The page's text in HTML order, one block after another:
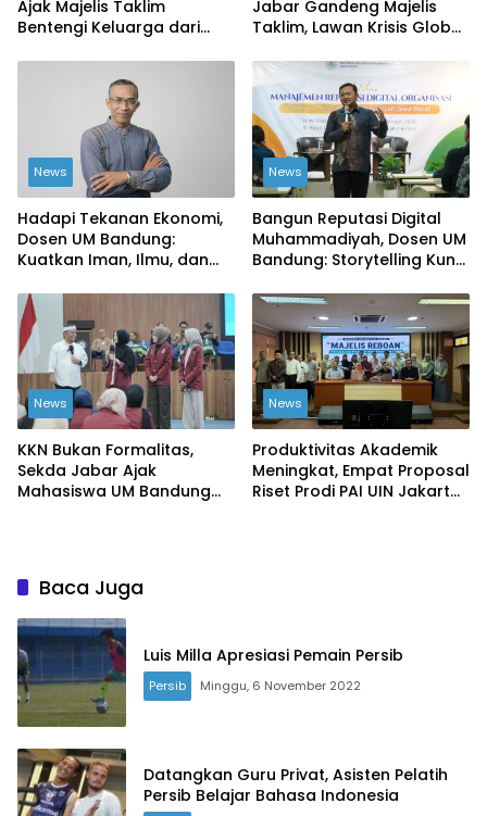
Ajak Majelis Taklim
Bentengi Keluarga dari
Jabar Gandeng Majelis
Taklim, Lawan Krisis Global
News
Hadapi Tekanan Ekonomi,
Dosen UM Bandung:
Kuatkan Iman, Ilmu, dan
News
Bangun Reputasi Digital
Muhammadiyah, Dosen UM
Bandung: Storytelling Kunci
Publik
News
KKN Bukan Formalitas,
Sekda Jabar Ajak
Mahasiswa UM Bandung
News
Produktivitas Akademik
Meningkat, Empat Proposal
Riset Prodi PAI UIN Jakarta
Baca Juga
Luis Milla Apresiasi Pemain Persib
Persib Minggu, 6 November 2022
Datangkan Guru Privat, Asisten Pelatih
Persib Belajar Bahasa Indonesia